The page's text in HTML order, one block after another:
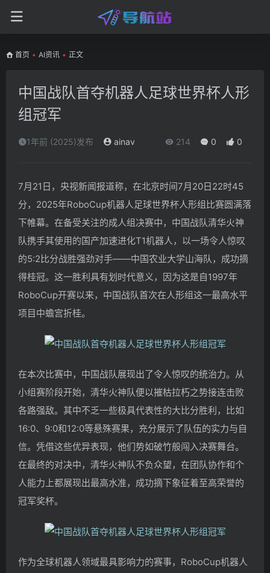
首页 • AI资讯 • 正文
中国战队首夺机器人足球世界杯人形
组冠军
1年前 (2025)发布 ainav 214 0 0
7月21日，央视新闻报道称，在北京时间7月20日22时45
分，2025年RoboCup机器人足球世界杯人形组比赛圆满落
下帷幕。在备受关注的成人组决赛中，中国战队清华火神
队携手其使用的国产加速进化T1机器人，以一场令人惊叹
的5:2比分战胜强劲对手——中国农业大学山海队，成功摘
得桂冠。这一胜利具有划时代意义，因为这是自1997年
RoboCup开赛以来，中国战队首次在人形组这一最高水平
项目中蟾宫折桂。
在本次比赛中，中国战队展现出了令人惊叹的统治力。从
小组赛阶段开始，清华火神队便以摧枯拉朽之势接连击败
各路强敌。其中不乏一些极具代表性的大比分胜利，比如
16:0、9:0和12:0等悬殊赛果，充分展示了队伍的实力与自
信。凭借这些优异表现，他们势如破竹般闯入决赛舞台。
在最终的对决中，清华火神队不负众望，在团队协作和个
人能力上都展现出最高水准，成功摘下象征着至高荣誉的
冠军奖杯。
作为全球机器人领域最具影响力的赛事，RoboCup机器人